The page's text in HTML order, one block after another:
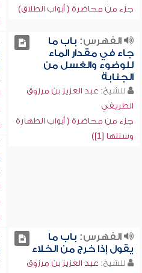
جزء من محاضرة ( أبواب الطلاق)
الفهرس: باب ما
جاء في مقدار الماء
للوضوء والغسل من
الجنابة
للشيخ: عبد العزيز بن مرزوق
الطريفي
جزء من محاضرة ( أبواب الطهارة
وسننها [1])
الفهرس: باب ما
يقول إذا خرج من الخلاء
للشيخ: عبد العزيز بن مرزوق